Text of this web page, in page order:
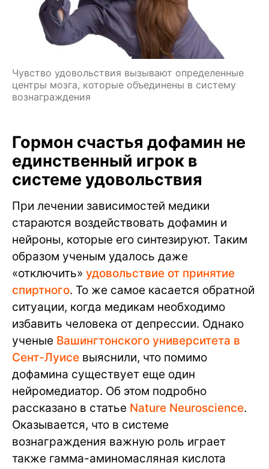
Чувство удовольствия вызывают определенные
центры мозга, которые объединены в систему
вознаграждения
Гормон счастья дофамин не
единственный игрок в
системе удовольствия
При лечении зависимостей медики
стараются воздействовать дофамин и
нейроны, которые его синтезируют. Таким
образом ученым удалось даже
«отключить» удовольствие от принятие
спиртного. То же самое касается обратной
ситуации, когда медикам необходимо
избавить человека от депрессии. Однако
ученые Вашингтонского университета в
Сент-Луисе выяснили, что помимо
дофамина существует еще один
нейромедиатор. Об этом подробно
рассказано в статье Nature Neuroscience.
Оказывается, что в системе
вознаграждения важную роль играет
также гамма-аминомасляная кислота